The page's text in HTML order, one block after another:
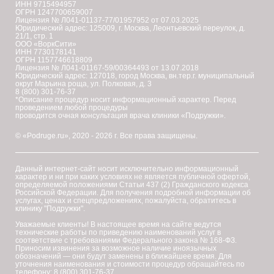
ИНН 9715494957
ОГРН 1247700659007
Лицензия № Л041-01137-77/01957952 от 07.03.2025
Юридический адрес: 125009, г. Москва, Леонтьевский переулок, д.
21/1, стр. 1
ООО «ВоркСити»
ИНН 7730178141
ОГРН 1157746618809
Лицензия № Л041-01167-59/00364493 от 13.07.2018
Юридический адрес: 127018, город Москва, вн.тер.г. муниципальный
округ Марьина роща, ул. Полковая, д. 3
8 (800) 301-76-37
*Описание процедур носит информационный характер. Перед
проведением любой процедуры
проводится очная консультация врача клиники «Подружки».
© «Podruge.ru», 2020 - 2026 г. Все права защищены.
Данный интернет-сайт носит исключительно информационный
характер и ни при каких условиях не является публичной офертой,
определяемой положениями Статьи 437 (2) Гражданского кодекса
Российской Федерации. Для получения подробной информации об
услугах, ценах и спецпредложениях, пожалуйста, обратитесь в
клинику "Подружки".
Уважаемые клиенты! В настоящее время на сайте ведутся
технические работы по приведению наименований услуг в
соответствие с требованиями Федерального закона № 168-ФЗ.
Приносим извинения за возможное наличие иноязычных
обозначений — они будут заменены в ближайшее время. Для
уточнения наименования и стоимости процедур обращайтесь по
телефону: 8 (800) 301-76-37